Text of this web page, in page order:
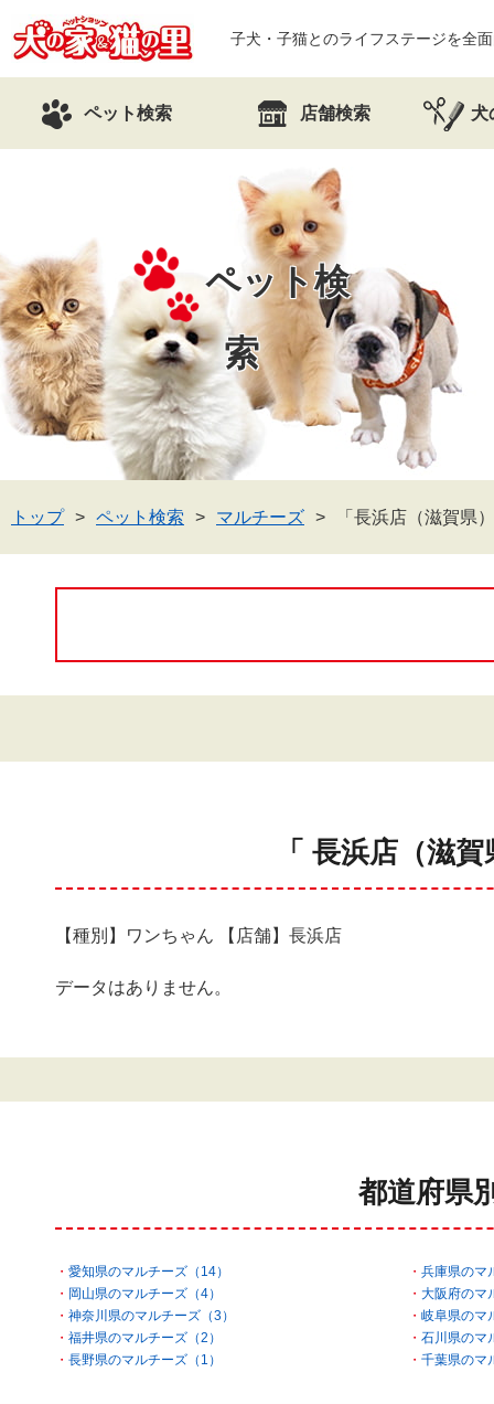
子犬・子猫とのライフステージを全
ペット検索 店舗検索 犬
ペット検
索
トップ ペット検索 マルチーズ 「長浜店（滋賀県
「 長浜店（滋
【種別】ワンちゃん 【店舗】長浜店
データはありません。
都道府県
愛知県のマルチーズ（14）
兵庫県のマ
岡山県のマルチーズ（4）
大阪府のマ
神奈川県のマルチーズ（3）
岐阜県のマ
福井県のマルチーズ（2）
石川県のマ
長野県のマルチーズ（1）
千葉県のマ